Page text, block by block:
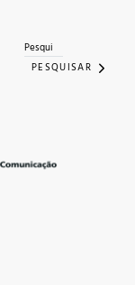
PESQUISAR